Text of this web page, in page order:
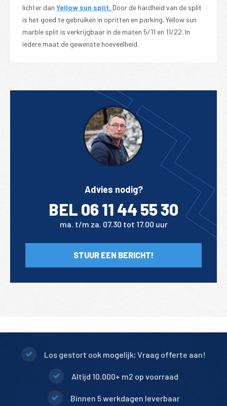
lichter danYellow sun split. Door de hardheid van de split
is het goed te gebruiken in opritten en parking. Yellow sun
marble split is verkrijgbaar in de maten 5/11 en 11/22. In
iedere maat de gewenste hoeveelheid.
Advies nodig?
BEL 06 11 44 55 30
ma. t/m za. 07.30 tot 17.00 uur
STUUR EEN BERICHT!
Los gestort ook mogelijk; Vraag offerte aan!
Altijd 10.000+ m2 op voorraad
Binnen 5 werkdagen leverbaar